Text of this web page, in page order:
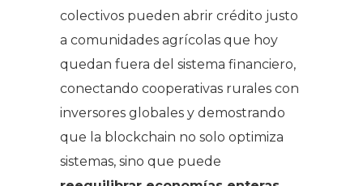
colectivos pueden abrir crédito justo
a comunidades agrícolas que hoy
quedan fuera del sistema financiero,
conectando cooperativas rurales con
inversores globales y demostrando
que la blockchain no solo optimiza
sistemas, sino que puede